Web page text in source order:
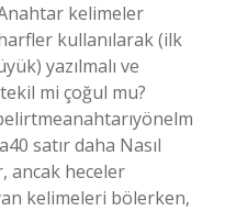
kelimeler
kullanılarak (ilk
yazılmalı ve
mi çoğul mu?
satır daha Nasıl
ancak heceler
kelimeleri bölerken,